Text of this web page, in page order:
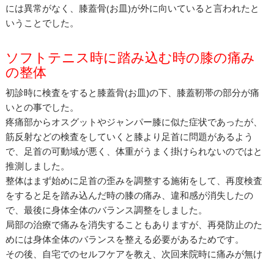
には異常がなく、膝蓋骨(お皿)が外に向いていると言われたと
いうことでした。
ソフトテニス時に踏み込む時の膝の痛み
の整体
初診時に検査をすると膝蓋骨(お皿)の下、膝蓋靭帯の部分が痛
いとの事でした。
疼痛部からオスグットやジャンパー膝に似た症状であったが、
筋反射などの検査をしていくと膝より足首に問題があるよう
で、足首の可動域が悪く、体重がうまく掛けられないのではと
推測しました。
整体はまず始めに足首の歪みを調整する施術をして、再度検査
をすると足を踏み込んだ時の膝の痛み、違和感が消失したの
で、最後に身体全体のバランス調整をしました。
局部の治療で痛みを消失することもありますが、再発防止のた
めには身体全体のバランスを整える必要があるためです。
その後、自宅でのセルフケアを教え、次回来院時に痛みが無け